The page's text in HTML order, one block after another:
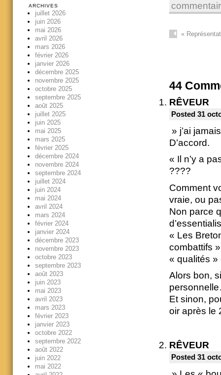
«
44
RÊVEUR
Posted 31
» j’ai
D’accord.
« Il n’y a
????
Comment
vraie, ou
Non parce
« Les
combattifs
« qualités »
Alors bon,
Et sinon,
oir après le
RÊVEUR
Posted 31
ARCHIVES
juillet 2026
juin 2026
mai 2026
avril 2026
mars 2026
février 2026
janvier 2026
décembre 2025
novembre 2025
octobre 2025
septembre 2025
août 2025
juillet 2025
juin 2025
mai 2025
mars 2025
février 2025
décembre 2024
novembre 2024
septembre 2024
juillet 2024
juin 2024
mai 2024
avril 2024
mars 2024
février 2024
janvier 2024
décembre 2023
novembre 2023
octobre 2023
septembre 2023
août 2023
juin 2023
mai 2023
avril 2023
mars 2023
février 2023
janvier 2023
octobre 2022
septembre 2022
août 2022
juin 2022
mai 2022